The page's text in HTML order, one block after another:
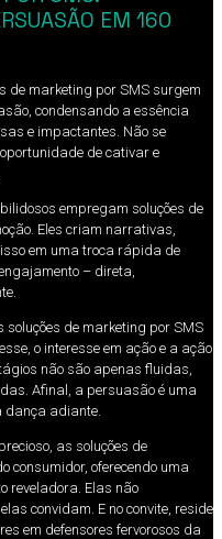
EM 160
de marketing por SMS surgem
condensando a essência
e impactantes. Não se
de cativar e
empregam soluções de
Eles criam narrativas,
em uma troca rápida de
– direta,
soluções de marketing por SMS
o interesse em ação e a ação
não são apenas fluidas,
Afinal, a persuasão é uma
dança adiante.
as soluções de
consumidor, oferecendo uma
reveladora. Elas não
convidam. E no convite, reside
em defensores fervorosos da